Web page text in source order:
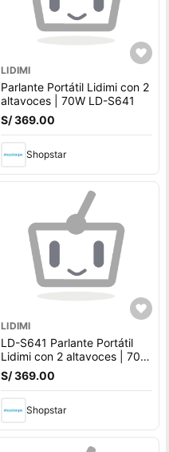
LIDIMI
Parlante Portátil Lidimi con 2
altavoces | 70W LD-S641
S/ 369.00
Shopstar
LIDIMI
LD-S641 Parlante Portátil
Lidimi con 2 altavoces | 70W
- MEGA IMPORT
S/ 369.00
Shopstar